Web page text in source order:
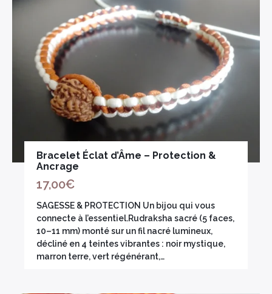
Bracelet Éclat d’Âme – Protection &
Ancrage
17,00€
SAGESSE & PROTECTION Un bijou qui vous
connecte à l’essentiel.Rudraksha sacré (5 faces,
10–11 mm) monté sur un fil nacré lumineux,
décliné en 4 teintes vibrantes : noir mystique,
marron terre, vert régénérant,…
Encens herbes séchées
Bois sacré